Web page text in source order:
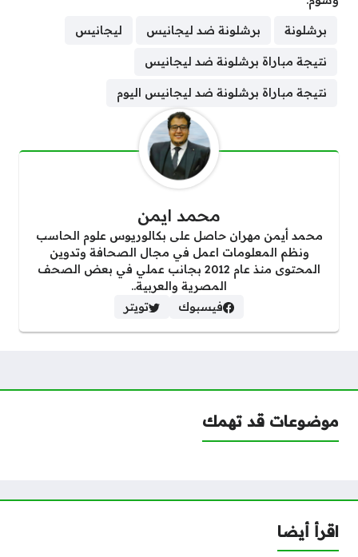
برشلونة برشلونة ضد ليجانيس ليجانيس
نتيجة مباراة برشلونة ضد ليجانيس
نتيجة مباراة برشلونة ضد ليجانيس اليوم
محمد ايمن
محمد أيمن مهران حاصل على بكالوريوس علوم الحاسب
ونظم المعلومات اعمل في مجال الصحافة وتدوين
المحتوى منذ عام 2012 بجانب عملي في بعض الصحف
المصرية والعربية..
فيسبوك
تويتر
موضوعات قد تهمك
اقرأ أيضا